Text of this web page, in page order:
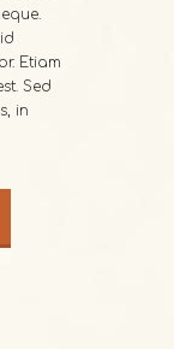
Etiam
Sed
in